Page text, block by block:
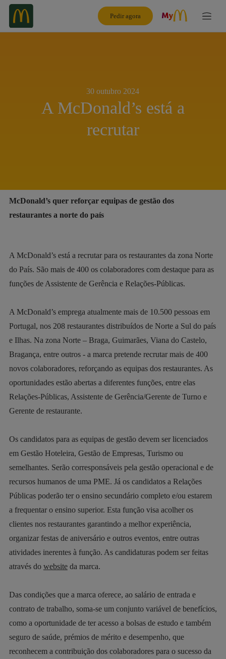
Pedir agora
30 outubro 2024
A McDonald’s está a
recrutar
McDonald’s quer reforçar equipas de gestão dos
restaurantes a norte do país
A McDonald’s está a recrutar para os restaurantes da zona Norte
do País. São mais de 400 os colaboradores com destaque para as
funções de Assistente de Gerência e Relações-Públicas.
A McDonald’s emprega atualmente mais de 10.500 pessoas em
Portugal, nos 208 restaurantes distribuídos de Norte a Sul do país
e Ilhas. Na zona Norte – Braga, Guimarães, Viana do Castelo,
Bragança, entre outros - a marca pretende recrutar mais de 400
novos colaboradores, reforçando as equipas dos restaurantes. As
oportunidades estão abertas a diferentes funções, entre elas
Relações-Públicas, Assistente de Gerência/Gerente de Turno e
Gerente de restaurante.
Os candidatos para as equipas de gestão devem ser licenciados
em Gestão Hoteleira, Gestão de Empresas, Turismo ou
semelhantes. Serão corresponsáveis pela gestão operacional e de
recursos humanos de uma PME. Já os candidatos a Relações
Públicas poderão ter o ensino secundário completo e/ou estarem
a frequentar o ensino superior. Esta função visa acolher os
clientes nos restaurantes garantindo a melhor experiência,
organizar festas de aniversário e outros eventos, entre outras
atividades inerentes à função. As candidaturas podem ser feitas
através do websiteda marca.
Das condições que a marca oferece, ao salário de entrada e
contrato de trabalho, soma-se um conjunto variável de benefícios,
como a oportunidade de ter acesso a bolsas de estudo e também
seguro de saúde, prémios de mérito e desempenho, que
reconhecem a contribuição dos colaboradores para o sucesso da